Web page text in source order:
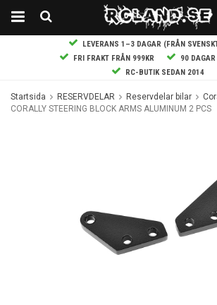
LEVERANS 1–3 DAGAR (FRÅN
FRI FRAKT FRÅN 999KR
90 DAGAR
RC-BUTIK SEDAN 2014
Startsida RESERVDELAR Reservdelar bilar
CORALLY STEERING BLOCK ARMS ALUMINUM 2 PCS